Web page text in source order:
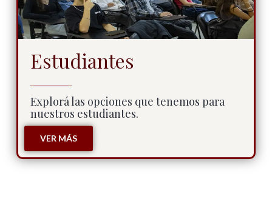
Estudiantes
Explorá las opciones que tenemos para
nuestros estudiantes.
VER MÁS